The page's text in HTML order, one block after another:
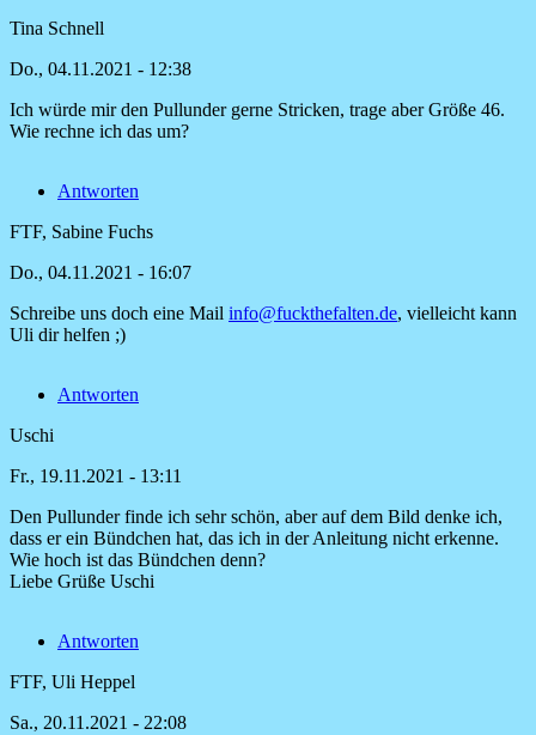
von
Sch…
Tina Schnell
Do., 04.11.2021 - 12:38
Ich würde mir den Pullunder gerne Stricken, trage aber Größe 46.
Wie rechne ich das um?
Antworten
FTF, Sabine Fuchs
Do., 04.11.2021 - 16:07
Antwort
würde
den
von
Schnell
Schreibe uns doch eine Mail info@fuckthefalten.de, vielleicht kann
Uli dir helfen ;)
Antworten
Uschi
Fr., 19.11.2021 - 13:11
Den Pullunder finde ich sehr schön, aber auf dem Bild denke ich,
dass er ein Bündchen hat, das ich in der Anleitung nicht erkenne.
Wie hoch ist das Bündchen denn?
Liebe Grüße Uschi
Antworten
FTF, Uli Heppel
Sa., 20.11.2021 - 22:08